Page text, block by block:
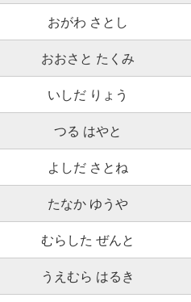
おがわ さとし
おおさと たくみ
いしだ りょう
つる はやと
よしだ さとね
たなか ゆうや
むらした ぜんと
うえむら はるき